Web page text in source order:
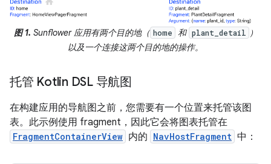
图 1. Sunflower 应用有两个目的地（ home 和 plant_detail ）
以及一个连接这两个目的地的操作。
托管 Kotlin DSL 导航图
在构建应用的导航图之前，您需要有一个位置来托管该图
表。此示例使用 fragment，因此它会将图表托管在
FragmentContainerView 内的 NavHostFragment 中：